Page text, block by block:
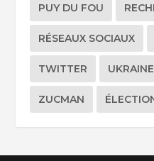
PUY DU FOU
RÉSEAUX SOCIAUX
TWITTER UKRAINE
ZUCMAN